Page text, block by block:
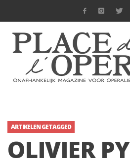
ARTIKELEN GETAGGED
OLIVIER PY